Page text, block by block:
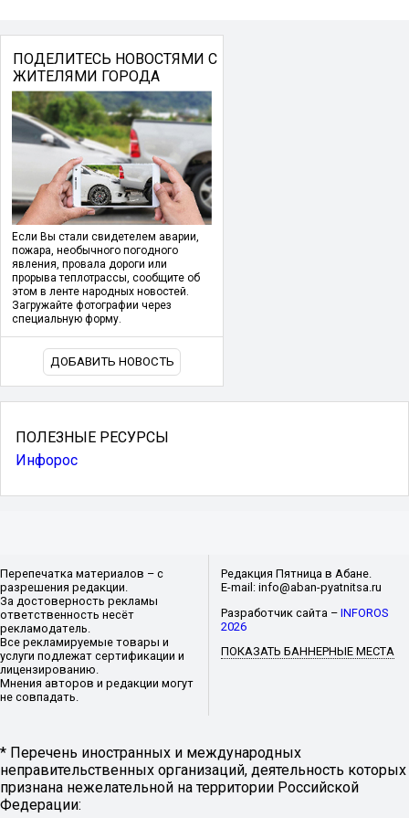
ПОДЕЛИТЕСЬ НОВОСТЯМИ С
ЖИТЕЛЯМИ ГОРОДА
Если Вы стали свидетелем аварии,
пожара, необычного погодного
явления, провала дороги или
прорыва теплотрассы, сообщите об
этом в ленте народных новостей.
Загружайте фотографии через
специальную форму.
ДОБАВИТЬ НОВОСТЬ
ПОЛЕЗНЫЕ РЕСУРСЫ
Инфорос
Перепечатка материалов – с
разрешения редакции.
За достоверность рекламы
ответственность несёт
рекламодатель.
Все рекламируемые товары и
услуги подлежат сертификации и
лицензированию.
Мнения авторов и редакции могут
не совпадать.
Редакция Пятница в Абане.
E-mail: info@aban-pyatnitsa.ru
Разработчик сайта –INFOROS
2026
ПОКАЗАТЬ БАННЕРНЫЕ МЕСТА
* Перечень иностранных и международных
неправительственных организаций, деятельность которых
признана нежелательной на территории Российской
Федерации: